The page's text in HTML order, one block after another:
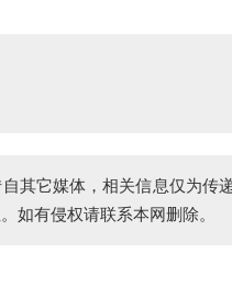
其它媒体，相关信息仅为传
如有侵权请联系本网删除。